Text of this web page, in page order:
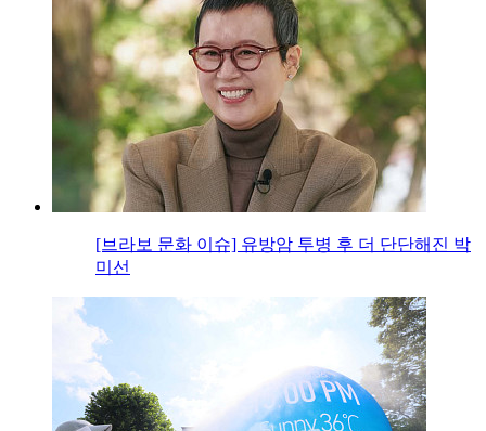
[브라보 문화 이슈] 유방암 투병 후 더 단단해진 박
미선